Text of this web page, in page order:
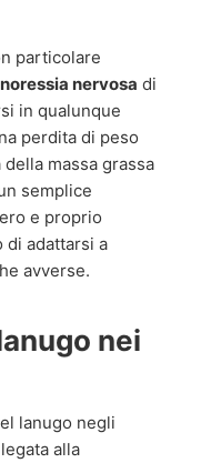
particolare
nervosa di
in qualunque
perdita di peso
massa grassa
semplice
e proprio
di adattarsi a
avverse.
nei
lanugo negli
alla